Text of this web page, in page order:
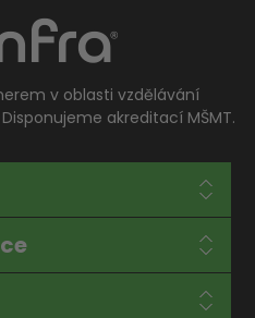
v oblasti vzdělávání
akreditací MŠMT.